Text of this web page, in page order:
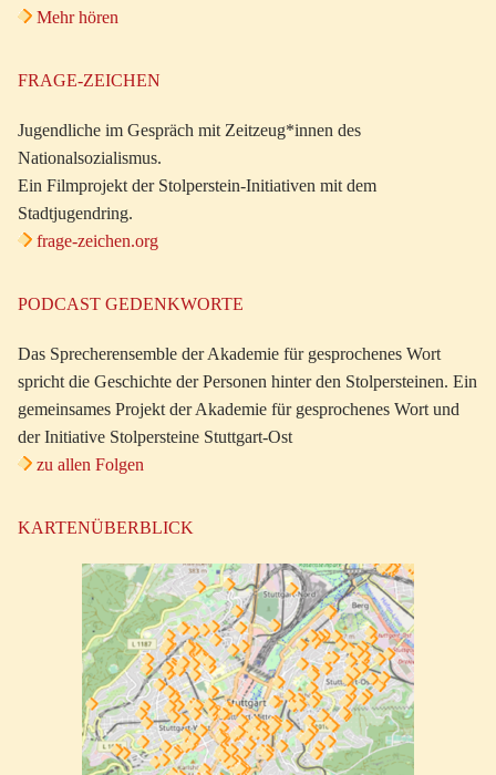
Mehr hören
FRAGE-ZEICHEN
Jugendliche im Gespräch mit Zeitzeug*innen des
Nationalsozialismus.
Ein Filmprojekt der Stolperstein-Initiativen mit dem
Stadtjugendring.
frage-zeichen.org
PODCAST GEDENKWORTE
Das Sprecherensemble der Akademie für gesprochenes Wort
spricht die Geschichte der Personen hinter den Stolpersteinen. Ein
gemeinsames Projekt der Akademie für gesprochenes Wort und
der Initiative Stolpersteine Stuttgart-Ost
zu allen Folgen
KARTENÜBERBLICK